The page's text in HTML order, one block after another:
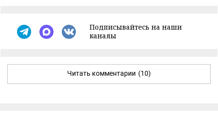
Подписывайтесь на наши
каналы
Читать комментарии (10)